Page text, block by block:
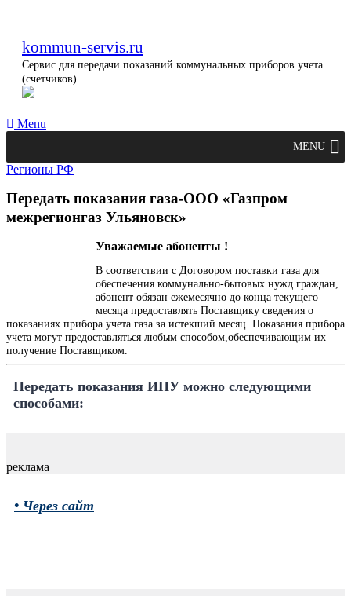
kommun-servis.ru
Сервис для передачи показаний коммунальных приборов учета
(счетчиков).
Menu
MENU
Регионы РФ
Передать показания газа-ООО «Газпром
межрегионгаз Ульяновск»
Уважаемые абоненты !
В соответствии с Договором поставки газа для
обеспечения коммунально-бытовых нужд граждан,
абонент обязан ежемесячно до конца текущего
месяца предоставлять Поставщику сведения о
показаниях прибора учета газа за истекший месяц. Показания прибора
учета могут предоставляться любым способом,обеспечивающим их
получение Поставщиком.
Передать показания ИПУ можно следующими
способами:
реклама
• Через сайт